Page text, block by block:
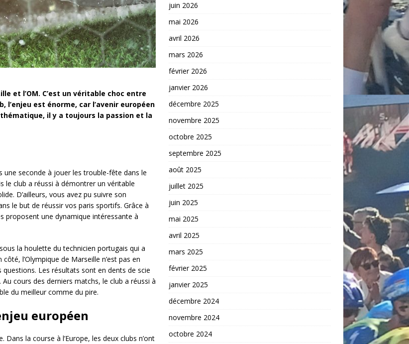
et l’OM. C’est un véritable choc entre
l’enjeu est énorme, car l’avenir européen
il y a toujours la passion et la
une seconde à jouer les trouble-fête dans le
le club a réussi à démontrer un véritable
D’ailleurs, vous avez pu suivre son
le but de réussir vos paris sportifs. Grâce à
proposent une dynamique intéressante à
la houlette du technicien portugais qui a
l’Olympique de Marseille n’est pas en
Les résultats sont en dents de scie
cours des derniers matchs, le club a réussi à
du meilleur comme du pire.
européen
la course à l’Europe, les deux clubs n’ont
juin 2026
mai 2026
avril 2026
mars 2026
février 2026
janvier 2026
décembre 2025
novembre 2025
octobre 2025
septembre 2025
août 2025
juillet 2025
juin 2025
mai 2025
avril 2025
mars 2025
février 2025
janvier 2025
décembre 2024
novembre 2024
octobre 2024